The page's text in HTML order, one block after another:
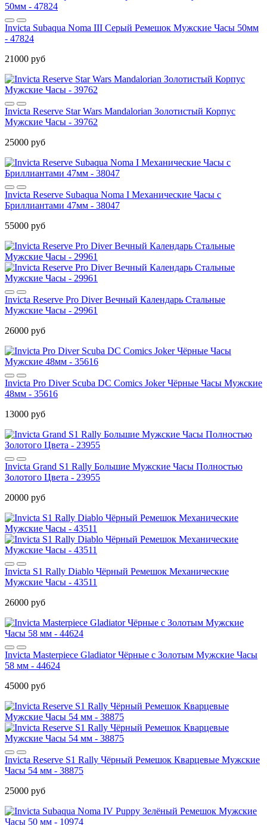
Invicta Subaqua Noma III Серый Ремешок Мужские Часы 50мм
- 47824
21000 руб
Invicta Reserve Star Wars Mandalorian Золотистый Корпус
Мужские Часы - 39762
25000 руб
Invicta Reserve Subaqua Noma I Механические Часы с
Бриллиантами 47мм - 38047
55000 руб
Invicta Reserve Pro Diver Вечный Календарь Стальные
Мужские Часы - 29961
26000 руб
Invicta Pro Diver Scuba DC Comics Joker Чёрные Часы Мужские
48мм - 35616
13000 руб
Invicta Grand S1 Rally Большие Мужские Часы Полностью
Золотого Цвета - 23955
20000 руб
Invicta S1 Rally Diablo Чёрный Ремешок Механические
Мужские Часы - 43511
26000 руб
Invicta Masterpiece Gladiator Чёрные с Золотым Мужские Часы
58 мм - 44624
45000 руб
Invicta Reserve S1 Rally Чёрный Ремешок Кварцевые Мужские
Часы 54 мм - 38875
25000 руб